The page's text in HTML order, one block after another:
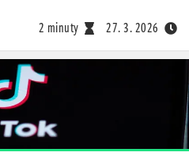
2 minuty 27. 3. 2026